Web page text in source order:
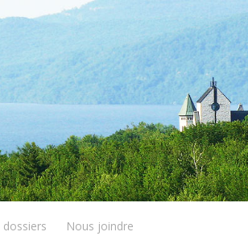
dossiers Nous joindre